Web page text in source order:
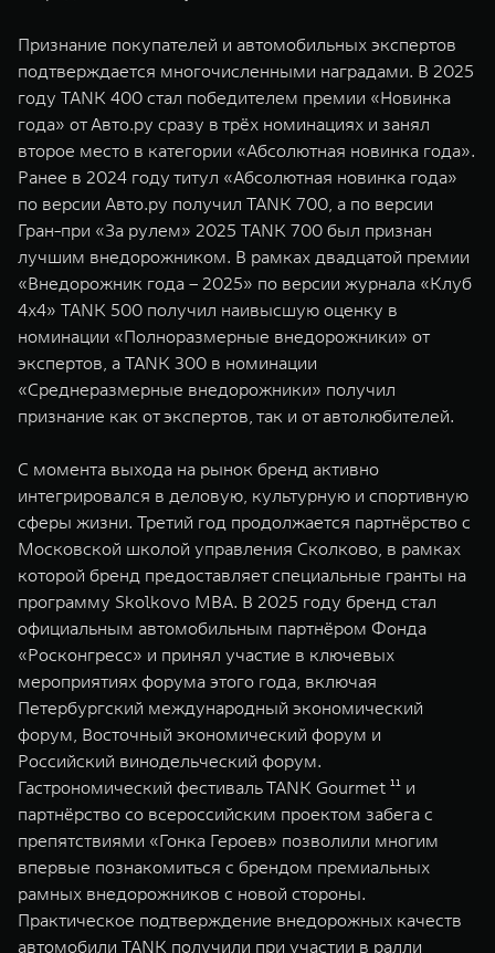
Признание покупателей и автомобильных экспертов
подтверждается многочисленными наградами. В 2025
году TANK 400 стал победителем премии «Новинка
года» от Авто.ру сразу в трёх номинациях и занял
второе место в категории «Абсолютная новинка года».
Ранее в 2024 году титул «Абсолютная новинка года»
по версии Авто.ру получил TANK 700, а по версии
Гран-при «За рулем» 2025 TANK 700 был признан
лучшим внедорожником. В рамках двадцатой премии
«Внедорожник года – 2025» по версии журнала «Клуб
4x4» TANK 500 получил наивысшую оценку в
номинации «Полноразмерные внедорожники» от
экспертов, а TANK 300 в номинации
«Среднеразмерные внедорожники» получил
признание как от экспертов, так и от автолюбителей.
С момента выхода на рынок бренд активно
интегрировался в деловую, культурную и спортивную
сферы жизни. Третий год продолжается партнёрство с
Московской школой управления Сколково, в рамках
которой бренд предоставляет специальные гранты на
программу Skolkovo MBA. В 2025 году бренд стал
официальным автомобильным партнёром Фонда
«Росконгресс» и принял участие в ключевых
мероприятиях форума этого года, включая
Петербургский международный экономический
форум, Восточный экономический форум и
Российский винодельческий форум.
Гастрономический фестиваль TANK Gourmet ¹¹ и
партнёрство со всероссийским проектом забега с
препятствиями «Гонка Героев» позволили многим
впервые познакомиться с брендом премиальных
рамных внедорожников с новой стороны.
Практическое подтверждение внедорожных качеств
автомобили TANK получили при участии в ралли